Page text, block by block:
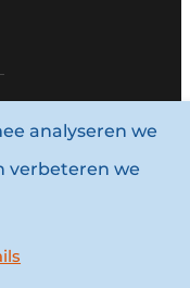
analyseren we
verbeteren we